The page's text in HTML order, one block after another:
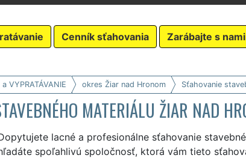
Cenník sťahovania Zarábajte s nami
VYPRATÁVANIE okres Žiar nad Hronom Sťahovanie
MATERIÁLU ŽIAR NAD
lacné a profesionálne sťahovanie
spoľahlivú spoločnosť, ktorá vám tieto